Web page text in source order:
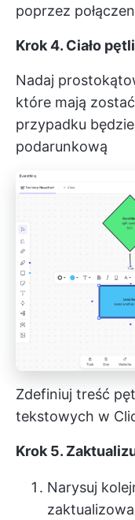
poprzez
Krok 4. Ciało pętli
Nadaj
które mają
przypadku
podarunkową
Zdefiniuj treść
tekstowych w
Krok 5.
Narysuj